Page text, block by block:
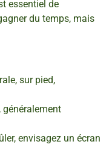
essentiel de
du temps, mais
sur pied,
généralement
envisagez un écran